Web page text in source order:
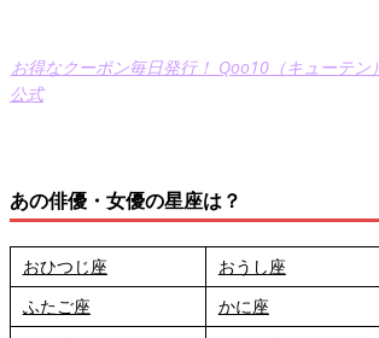
お得なクーポン毎日発行！ Qoo10（キューテン）
公式
あの俳優・女優の星座は？
おひつじ座
おうし座
ふたご座
かに座